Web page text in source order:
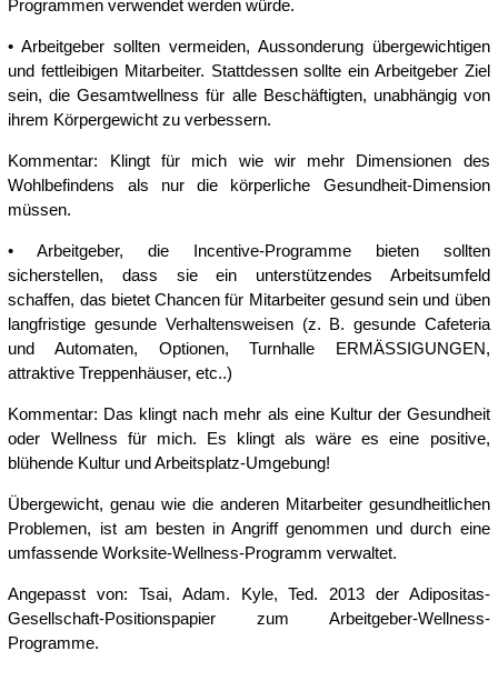
Programmen verwendet werden würde.
• Arbeitgeber sollten vermeiden, Aussonderung übergewichtigen
und fettleibigen Mitarbeiter. Stattdessen sollte ein Arbeitgeber Ziel
sein, die Gesamtwellness für alle Beschäftigten, unabhängig von
ihrem Körpergewicht zu verbessern.
Kommentar: Klingt für mich wie wir mehr Dimensionen des
Wohlbefindens als nur die körperliche Gesundheit-Dimension
müssen.
• Arbeitgeber, die Incentive-Programme bieten sollten
sicherstellen, dass sie ein unterstützendes Arbeitsumfeld
schaffen, das bietet Chancen für Mitarbeiter gesund sein und üben
langfristige gesunde Verhaltensweisen (z. B. gesunde Cafeteria
und Automaten, Optionen, Turnhalle ERMÄSSIGUNGEN,
attraktive Treppenhäuser, etc..)
Kommentar: Das klingt nach mehr als eine Kultur der Gesundheit
oder Wellness für mich. Es klingt als wäre es eine positive,
blühende Kultur und Arbeitsplatz-Umgebung!
Übergewicht, genau wie die anderen Mitarbeiter gesundheitlichen
Problemen, ist am besten in Angriff genommen und durch eine
umfassende Worksite-Wellness-Programm verwaltet.
Angepasst von: Tsai, Adam. Kyle, Ted. 2013 der Adipositas-
Gesellschaft-Positionspapier zum Arbeitgeber-Wellness-
Programme.